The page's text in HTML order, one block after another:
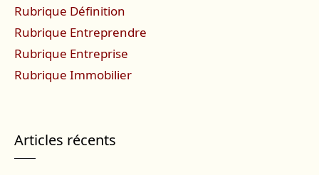
Rubrique Définition
Rubrique Entreprendre
Rubrique Entreprise
Rubrique Immobilier
Articles récents